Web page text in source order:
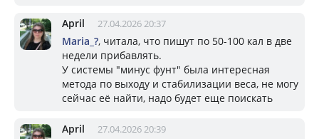
April 27.04.2026 20:37
Mariа_?, читала, что пишут по 50-100 кал в две
недели прибавлять.
У системы "минус фунт" была интересная
метода по выходу и стабилизации веса, не могу
сейчас её найти, надо будет еще поискать
April 27.04.2026 20:39